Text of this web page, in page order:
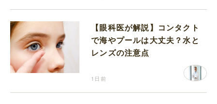
【眼科医が解説】コンタクト
で海やプールは大丈夫？水と
レンズの注意点
1日前